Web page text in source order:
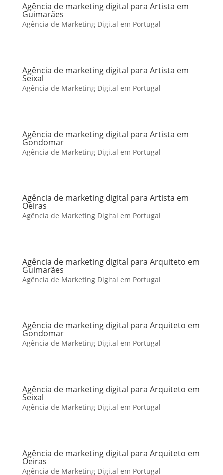
Agência de marketing digital para Artista em
Guimarães
Agência de Marketing Digital em Portugal
Agência de marketing digital para Artista em
Seixal
Agência de Marketing Digital em Portugal
Agência de marketing digital para Artista em
Gondomar
Agência de Marketing Digital em Portugal
Agência de marketing digital para Artista em
Oeiras
Agência de Marketing Digital em Portugal
Agência de marketing digital para Arquiteto em
Guimarães
Agência de Marketing Digital em Portugal
Agência de marketing digital para Arquiteto em
Gondomar
Agência de Marketing Digital em Portugal
Agência de marketing digital para Arquiteto em
Seixal
Agência de Marketing Digital em Portugal
Agência de marketing digital para Arquiteto em
Oeiras
Agência de Marketing Digital em Portugal